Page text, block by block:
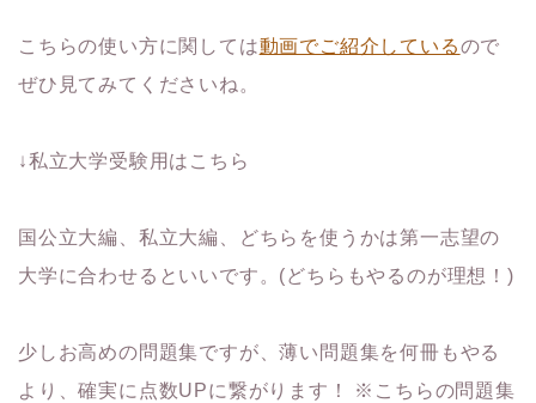
こちらの使い方に関しては動画でご紹介しているので
ぜひ見てみてくださいね。
↓私立大学受験用はこちら
国公立大編、私立大編、どちらを使うかは第一志望の
大学に合わせるといいです。(どちらもやるのが理想！)
少しお高めの問題集ですが、薄い問題集を何冊もやる
より、確実に点数UPに繋がります！ ※こちらの問題集